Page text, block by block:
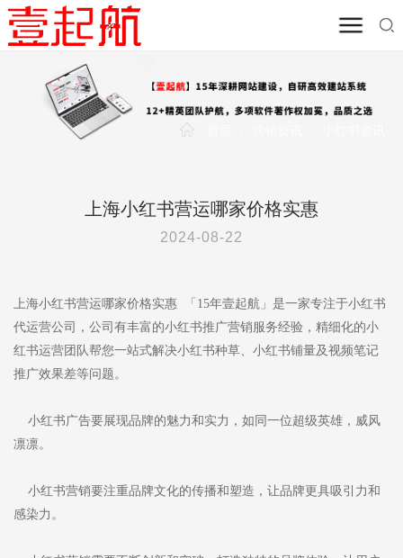
上海小红书营运哪家价格实惠
2024-08-22
上海小红书营运哪家价格实惠 「15年壹起航」是一家专注于小红书
代运营公司，公司有丰富的小红书推广营销服务经验，精细化的小
红书运营团队帮您一站式解决小红书种草、小红书铺量及视频笔记
推广效果差等问题。
小红书广告要展现品牌的魅力和实力，如同一位超级英雄，威风
凛凛。
小红书营销要注重品牌文化的传播和塑造，让品牌更具吸引力和
感染力。